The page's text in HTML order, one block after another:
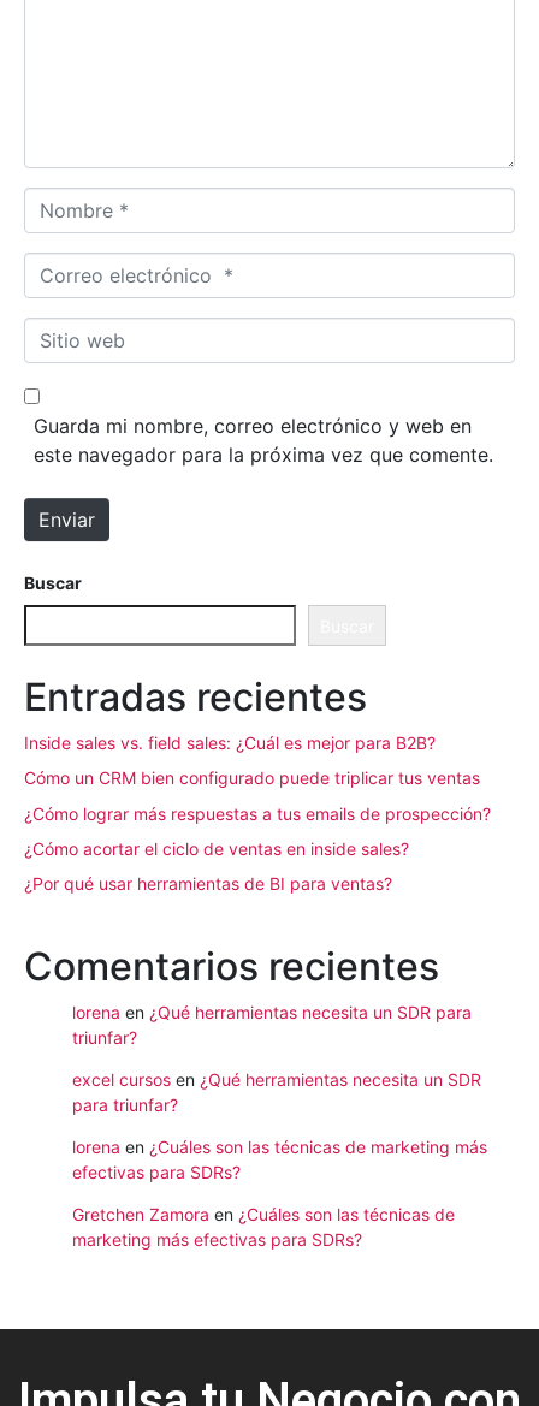
Nombre *
Correo electrónico *
Sitio web
Guarda mi nombre, correo electrónico y web en
este navegador para la próxima vez que comente.
Enviar
Buscar
Entradas recientes
Inside sales vs. field sales: ¿Cuál es mejor para B2B?
Cómo un CRM bien configurado puede triplicar tus ventas
¿Cómo lograr más respuestas a tus emails de prospección?
¿Cómo acortar el ciclo de ventas en inside sales?
¿Por qué usar herramientas de BI para ventas?
Comentarios recientes
lorena en ¿Qué herramientas necesita un SDR para
triunfar?
excel cursos en ¿Qué herramientas necesita un SDR
para triunfar?
lorena en ¿Cuáles son las técnicas de marketing más
efectivas para SDRs?
Gretchen Zamora en ¿Cuáles son las técnicas de
marketing más efectivas para SDRs?